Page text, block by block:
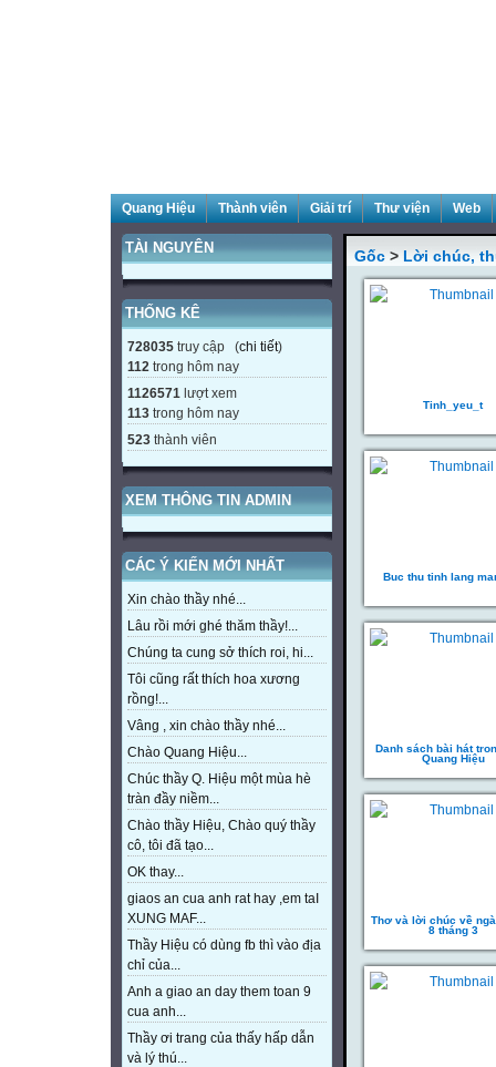
Quang Hiệu Thành viên Giải trí Thư viện Web
TÀI NGUYÊN
THỐNG KÊ
728035 truy cập (chi tiết)
112 trong hôm nay
1126571 lượt xem
113 trong hôm nay
523 thành viên
XEM THÔNG TIN ADMIN
CÁC Ý KIẾN MỚI NHẤT
Xin chào thầy nhé...
Lâu rồi mới ghé thăm thầy!...
Chúng ta cung sở thích roi, hi...
Tôi cũng rất thích hoa xương
rồng!...
Vâng , xin chào thầy nhé...
Chào Quang Hiệu...
Chúc thầy Q. Hiệu một mùa hè
tràn đầy niềm...
Chào thầy Hiệu, Chào quý thầy
cô, tôi đã tạo...
OK thay...
giaos an cua anh rat hay ,em taI
XUNG MAF...
Thầy Hiệu có dùng fb thì vào địa
chỉ của...
Anh a giao an day them toan 9
cua anh...
Thầy ơi trang của thấy hấp dẫn
và lý thú...
Gốc > Lời chúc,
Tinh_yeu_t
Buc thu tinh lang
Danh sách bài hát
Quang Hiệu
Thơ và lời chúc về
8 tháng 3